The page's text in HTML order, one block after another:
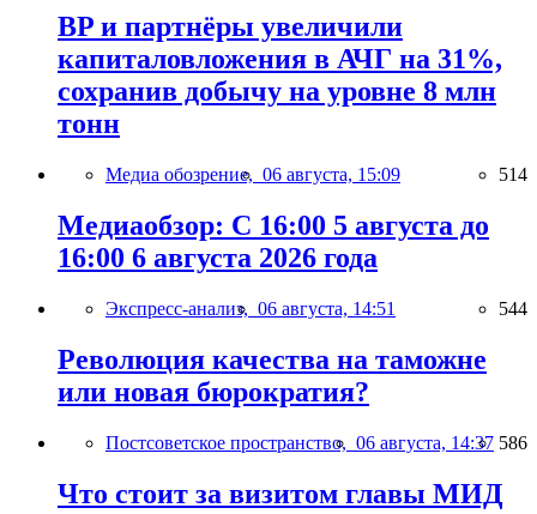
BP и партнёры увеличили
капиталовложения в АЧГ на 31%,
сохранив добычу на уровне 8 млн
тонн
Медиа обозрение, 06 августа, 15:09 514
Медиаобзор: С 16:00 5 августа до
16:00 6 августа 2026 года
Экспресс-анализ, 06 августа, 14:51 544
Революция качества на таможне
или новая бюрократия?
Постсоветское пространство, 06 августа, 14:37 586
Что стоит за визитом главы МИД